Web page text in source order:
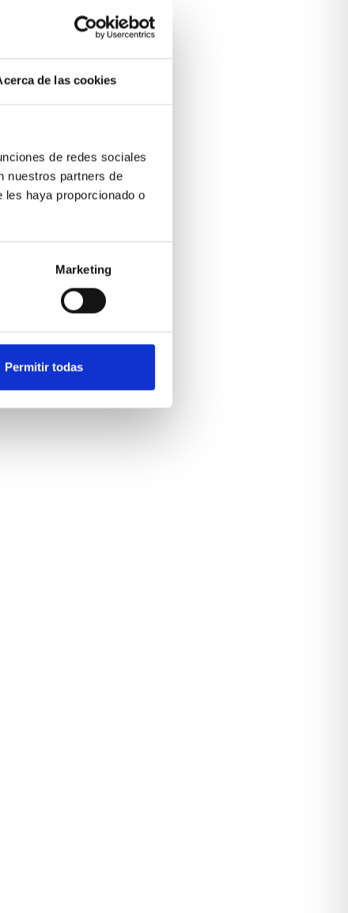
de las cookies
de redes sociales
nuestros partners de
haya proporcionado o
Marketing
Permitir todas